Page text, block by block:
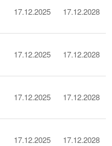
17.12.2025 17.12.2028
17.12.2025 17.12.2028
17.12.2025 17.12.2028
17.12.2025 17.12.2028